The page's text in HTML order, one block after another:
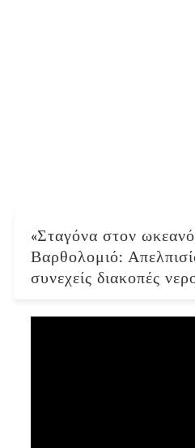
«Σταγόνα στον
Βαρθολομιό:
συνεχείς διακοπές